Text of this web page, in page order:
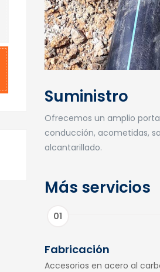
Suministro
Ofrecemos un amplio
conducción, acometidas,
alcantarillado.
Más servicios
Fabricación
Accesorios en acero al